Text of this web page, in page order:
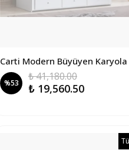
Carti Modern Büyüyen Karyola
%53
₺ 41,180.00
₺ 19,560.50